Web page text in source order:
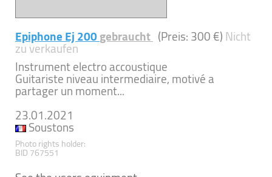
Epiphone Ej 200gebraucht (Preis: 300 €)Nicht
zu verkaufen
Instrument electro accoustique
Guitariste niveau intermediaire, motivé a
partager un moment...
23.01.2021
Soustons
Photo rights holder:
BID 767551